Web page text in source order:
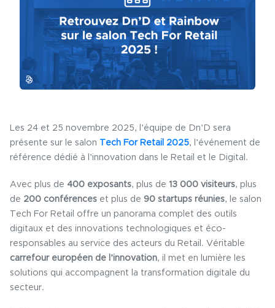
Les 24 et 25 novembre 2025, l’équipe de Dn’D sera
présente sur le salon
Tech For Retail 2025, l’événement de
référence dédié à l’innovation dans le Retail et le Digital.
Avec plus de 400 exposants, plus de 13 000 visiteurs, plus
de 200 conférences et plus de 90 startups réunies, le salon
Tech For Retail offre un panorama complet des outils
digitaux et des innovations technologiques et éco-
responsables au service des acteurs du Retail. Véritable
carrefour européen de l’innovation, il met en lumière les
solutions qui accompagnent la transformation digitale du
secteur.